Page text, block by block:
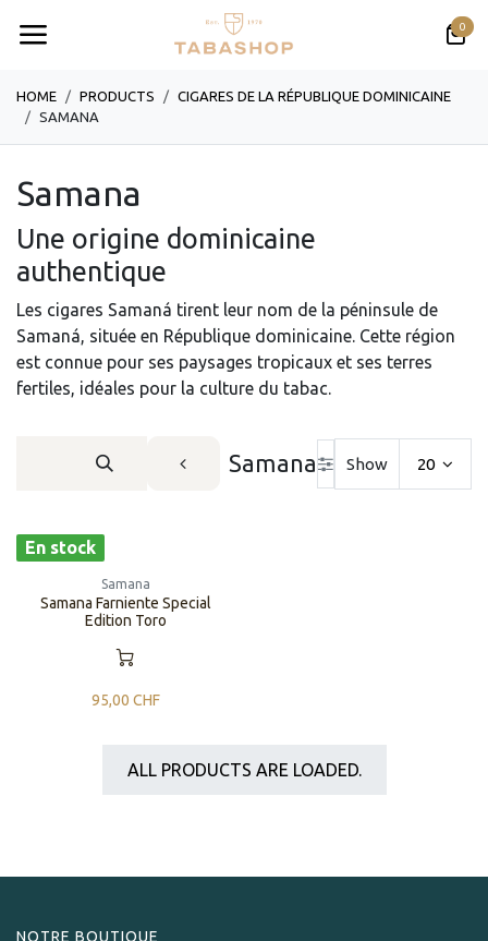
0
HOME PRODUCTS
CIGARES DE LA RÉPUBLIQUE DOMINICAINE
SAMANA
Samana
Une origine dominicaine
authentique
Les cigares Samaná tirent leur nom de la péninsule de
Samaná, située en République dominicaine. Cette région
est connue pour ses paysages tropicaux et ses terres
fertiles, idéales pour la culture du tabac.
Samana Show 20
En stock
Samana
Samana Farniente Special
Edition Toro
95,00 CHF
ALL PRODUCTS ARE LOADED.
NOTRE BOUTIQUE